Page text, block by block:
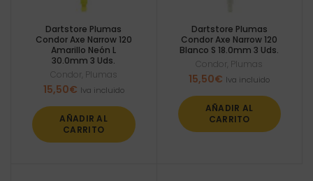
Dartstore Plumas
Condor Axe Narrow 120
Amarillo Neón L
30.0mm 3 Uds.
Condor Plumas
15,50€ Iva incluido
AÑADIR AL
CARRITO
Dartstore Plumas
Condor Axe Narrow 120
Blanco S 18.0mm 3 Uds.
Condor Plumas
15,50€ Iva incluido
AÑADIR AL
CARRITO